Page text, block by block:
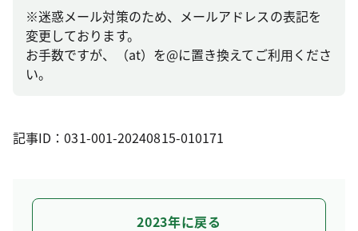
※迷惑メール対策のため、メールアドレスの表記を
変更しております。
お手数ですが、（at）を@に置き換えてご利用くださ
い。
記事ID：031-001-20240815-010171
2023年に戻る